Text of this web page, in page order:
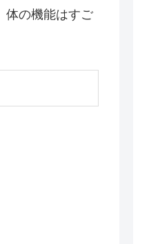
体の機能はすご